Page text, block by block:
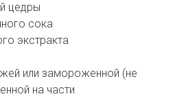
цедры
сока
экстракта
или замороженной (не
на части